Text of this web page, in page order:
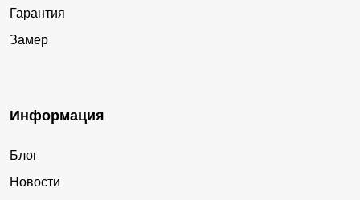
Гарантия
Замер
Информация
Блог
Новости